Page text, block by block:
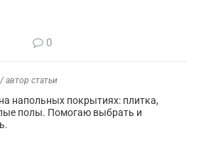
0
/ автор статьи
напольных покрытиях: плитка,
полы. Помогаю выбрать и